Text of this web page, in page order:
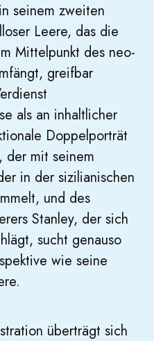
seinem zweiten
Leere, das die
Mittelpunkt des neo-
greifbar
als an inhaltlicher
Doppelporträt
der mit seinem
in der sizilianischen
und des
Stanley, der sich
sucht genauso
wie seine
überträgt sich